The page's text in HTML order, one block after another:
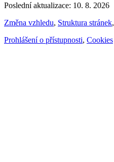
Poslední aktualizace: 10. 8. 2026
Změna vzhledu, Struktura stránek,
Prohlášení o přístupnosti, Cookies